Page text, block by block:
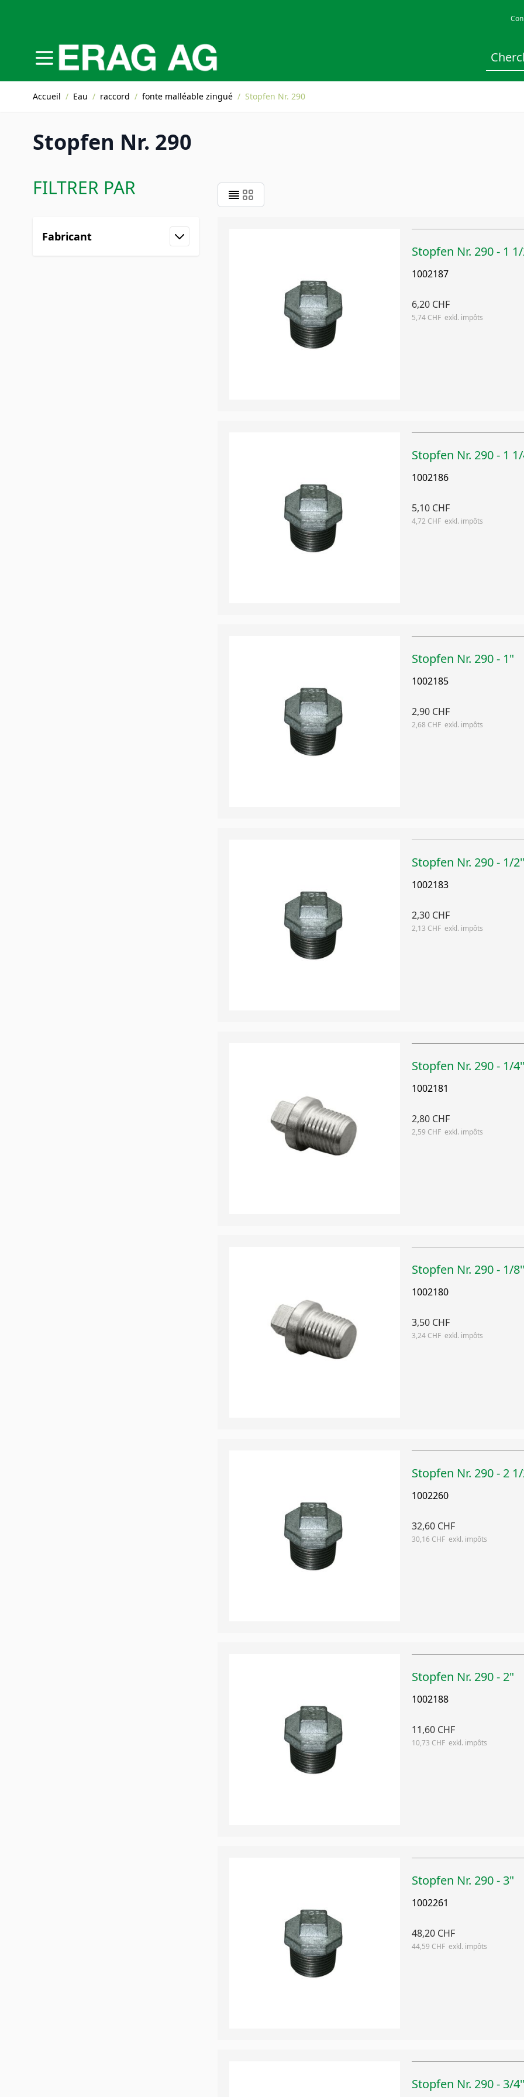
Accueil / Eau / raccord / fonte malléable zingué / Stopfen Nr. 290
Stopfen Nr. 290
FILTRER PAR
Fabricant
filter
Stopfen Nr. 290 - 1
1002187
6,20 CHF
5,74 CHF
Stopfen Nr. 290 - 1
1002186
5,10 CHF
4,72 CHF
Stopfen Nr. 290 - 1"
1002185
2,90 CHF
2,68 CHF
Stopfen Nr. 290 - 1/2"
1002183
2,30 CHF
2,13 CHF
Stopfen Nr. 290 - 1/4"
1002181
2,80 CHF
2,59 CHF
Stopfen Nr. 290 - 1/8"
1002180
3,50 CHF
3,24 CHF
Stopfen Nr. 290 - 2
1002260
32,60 CHF
30,16 CHF
Stopfen Nr. 290 - 2"
1002188
11,60 CHF
10,73 CHF
Stopfen Nr. 290 - 3"
1002261
48,20 CHF
44,59 CHF
Stopfen Nr. 290 - 3/4"